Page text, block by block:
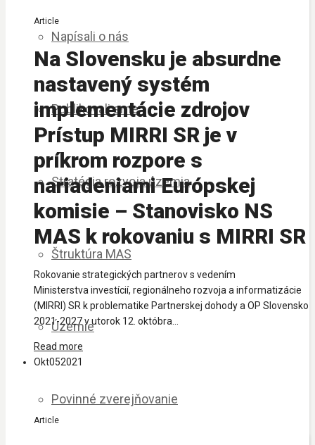
Napísali o nás
Publikovali sme
Stratégia rozvoja územia
Štruktúra MAS
Územie
Povinné zverejňovanie
Article
Na Slovensku je absurdne
nastavený systém
implementácie zdrojov
Prístup MIRRI SR je v
príkrom rozpore s
nariadeniami Európskej
komisie – Stanovisko NS
MAS k rokovaniu s MIRRI SR
Rokovanie strategických partnerov s vedením
Ministerstva investícií, regionálneho rozvoja a informatizácie
(MIRRI) SR k problematike Partnerskej dohody a OP Slovensko
2021-2027 v utorok 12. októbra...
Read more
Okt052021
Article